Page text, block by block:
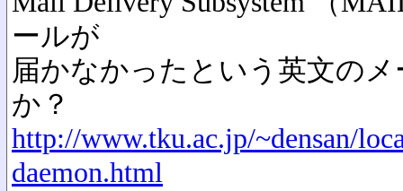
ールが
届かなかったという英文の
か？
http://www.tku.ac.jp/~densan/
daemon.html